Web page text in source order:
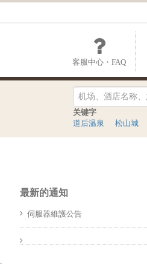
客服中心・FAQ
关键字
道后温泉
松山城
最新的通知
伺服器維護公告